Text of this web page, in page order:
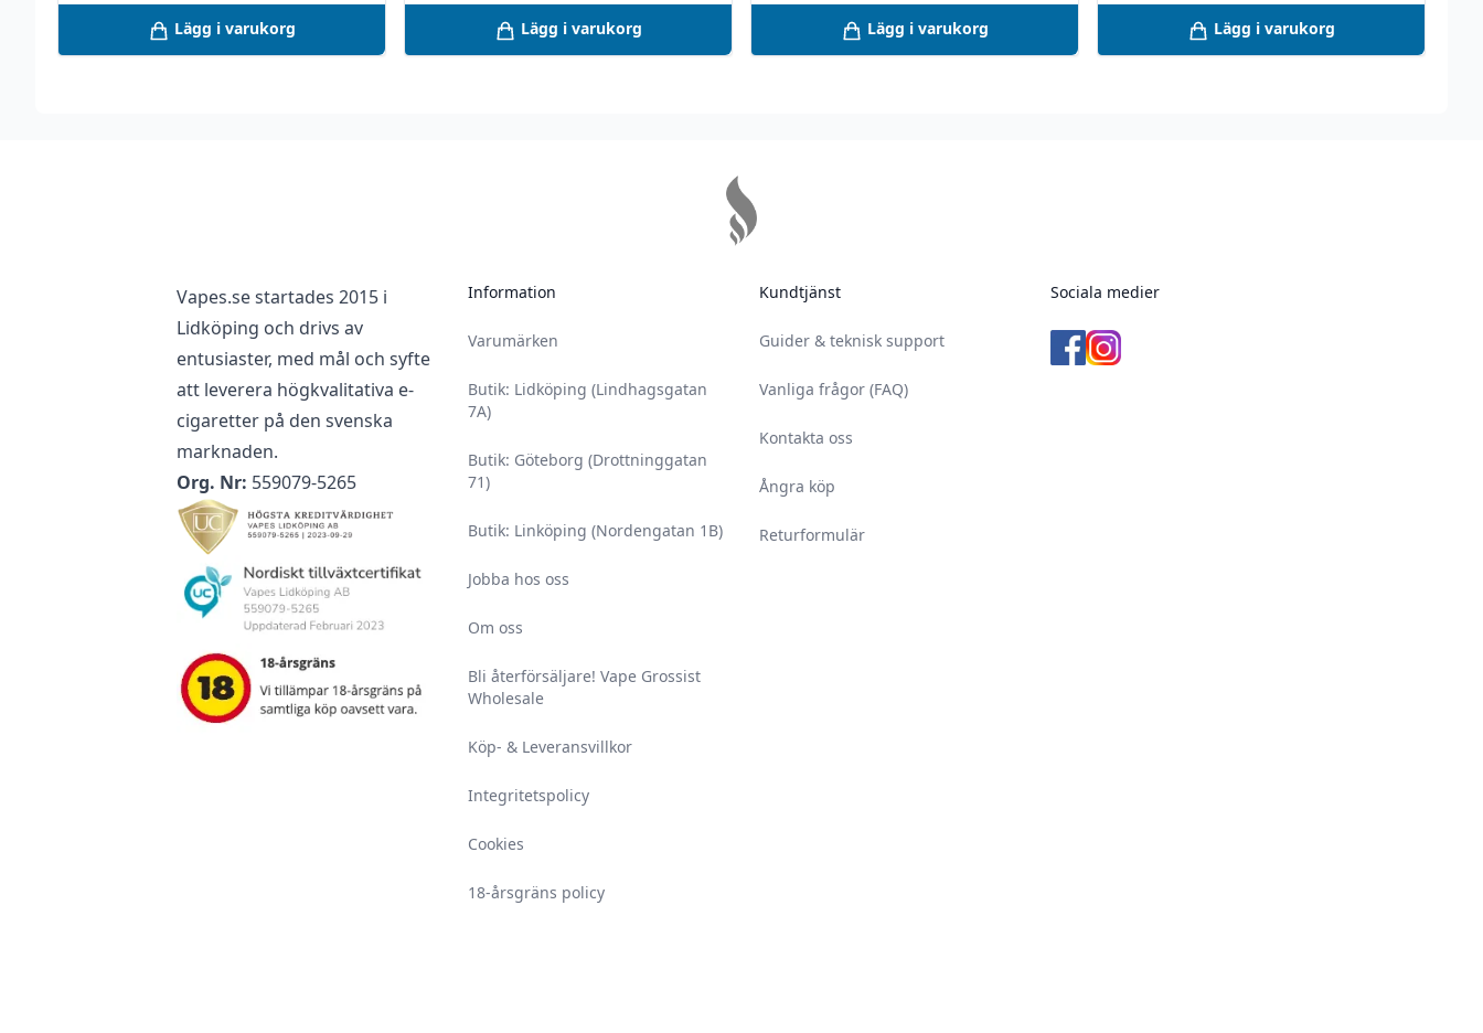
Lägg i varukorg Lägg i varukorg Lägg i varukorg Lägg i varukorg
Vapes.se startades 2015 i
Lidköping och drivs av
entusiaster, med mål och syfte
att leverera högkvalitativa e-
cigaretter på den svenska
marknaden.
Org. Nr: 559079-5265
Information
Varumärken
Butik: Lidköping (Lindhagsgatan
7A)
Butik: Göteborg (Drottninggatan
71)
Butik: Linköping (Nordengatan 1B)
Jobba hos oss
Om oss
Bli återförsäljare! Vape Grossist
Wholesale
Köp- & Leveransvillkor
Integritetspolicy
Cookies
18-årsgräns policy
Kundtjänst
Guider & teknisk support
Vanliga frågor (FAQ)
Kontakta oss
Ångra köp
Returformulär
Sociala medier